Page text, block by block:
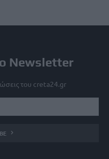
Newsletter
του creta24.gr